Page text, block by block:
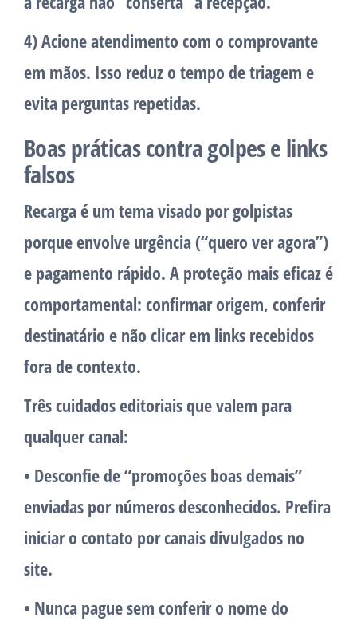
4) Acione atendimento com o comprovante
em mãos. Isso reduz o tempo de triagem e
evita perguntas repetidas.
Boas práticas contra golpes e links
falsos
Recarga é um tema visado por golpistas
porque envolve urgência (“quero ver agora”)
e pagamento rápido. A proteção mais eficaz é
comportamental: confirmar origem, conferir
destinatário e não clicar em links recebidos
fora de contexto.
Três cuidados editoriais que valem para
qualquer canal:
• Desconfie de “promoções boas demais”
enviadas por números desconhecidos. Prefira
iniciar o contato por canais divulgados no
site.
• Nunca pague sem conferir o nome do